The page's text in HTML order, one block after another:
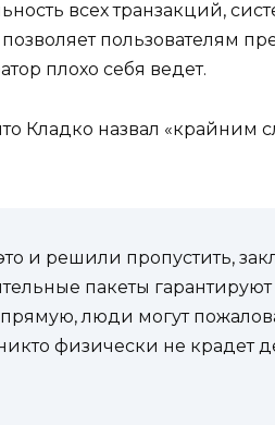
всех транзакций,
пользователям
плохо себя ведет.
Кладко назвал «крайним
и решили пропустить,
пакеты гарантируют
люди могут
физически не крадет